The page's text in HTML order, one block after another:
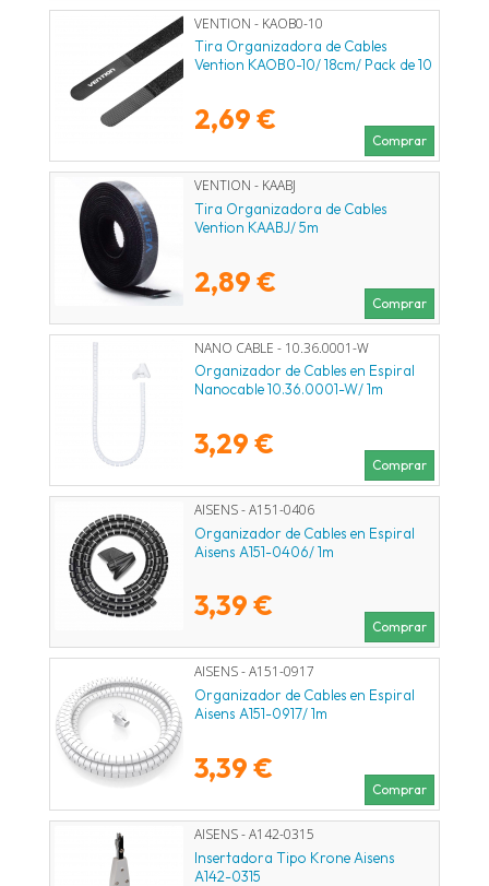
VENTION - KAOB0-10
Tira Organizadora de Cables
Vention KAOB0-10/ 18cm/ Pack de 10
2,69 €
Comprar
VENTION - KAABJ
Tira Organizadora de Cables
Vention KAABJ/ 5m
2,89 €
Comprar
NANO CABLE - 10.36.0001-W
Organizador de Cables en Espiral
Nanocable 10.36.0001-W/ 1m
3,29 €
Comprar
AISENS - A151-0406
Organizador de Cables en Espiral
Aisens A151-0406/ 1m
3,39 €
Comprar
AISENS - A151-0917
Organizador de Cables en Espiral
Aisens A151-0917/ 1m
3,39 €
Comprar
AISENS - A142-0315
Insertadora Tipo Krone Aisens
A142-0315